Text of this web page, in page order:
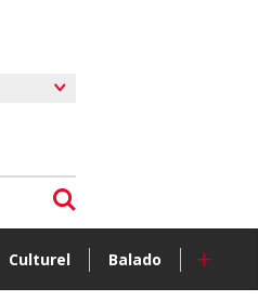
Culturel Balado +